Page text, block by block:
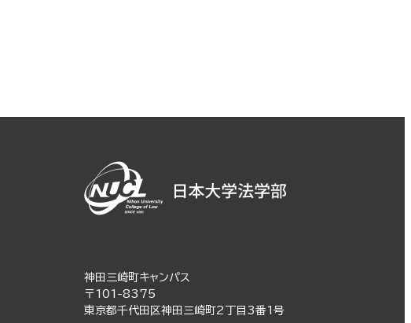
神田三崎町キャンパス
〒101-8375
東京都千代田区神田三崎町2丁目3番1号